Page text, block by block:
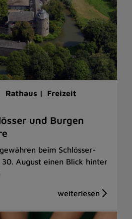
Rathaus | Freizeit
und Burgen
beim Schlösser-
August einen Blick hinter